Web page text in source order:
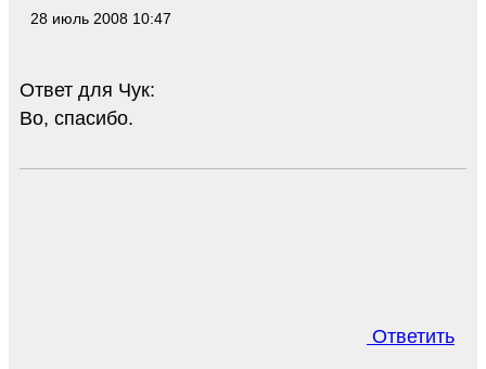
28 июль 2008 10:47
Ответ для Чук:
Во, спасибо.
Ответить